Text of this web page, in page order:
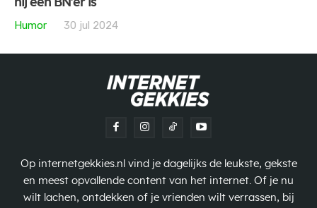
hij een BN’er is
Humor
30 jul 2024
Op internetgekkies.nl vind je dagelijks de leukste, gekste
en meest opvallende content van het internet. Of je nu
wilt lachen, ontdekken of je vrienden wilt verrassen, bij